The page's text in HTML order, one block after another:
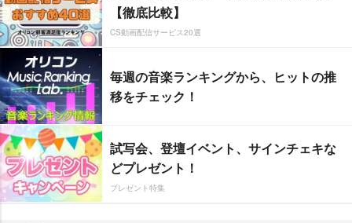
【徹底比較】
CS動画配信サービス20選
毎週の音楽ランキングから、ヒットの推
移をチェック！
試写会、登壇イベント、サインチェキな
どプレゼント！
プレゼント特集